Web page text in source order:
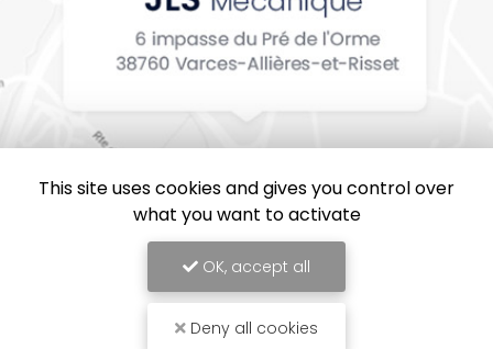
JLS Mécanique, Entreprise de mécanique industrielle en Isère
This site uses cookies and gives you control over
what you want to activate
OK, accept all
Deny all cookies